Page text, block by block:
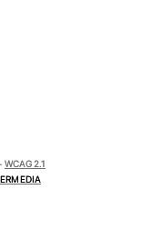
WCAG 2.1